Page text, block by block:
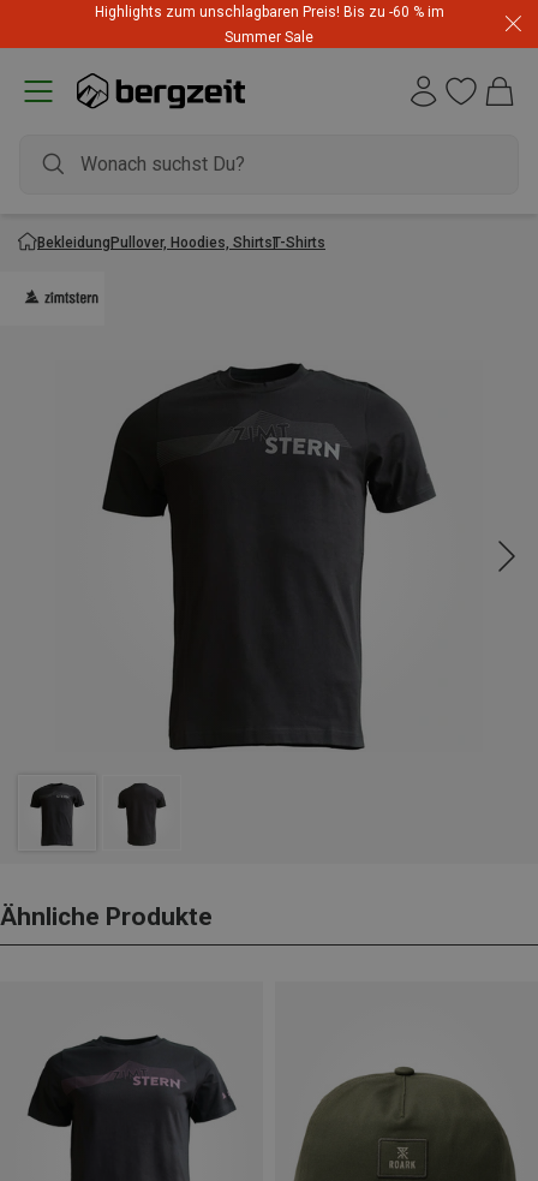
Highlights zum unschlagbaren Preis! Bis zu -60 % im
Summer Sale
BekleidungPullover, Hoodies, ShirtsT-Shirts
Ähnliche Produkte